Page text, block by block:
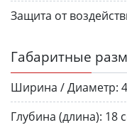
Защита от
Габаритные
Ширина / Диаметр:
Глубина (длина): 18